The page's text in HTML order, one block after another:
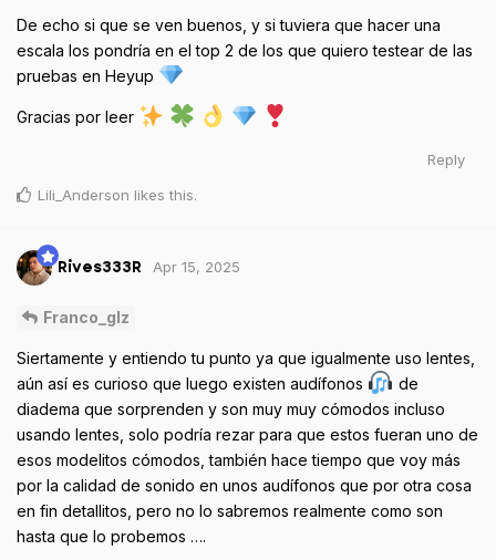
De echo si que se ven buenos, y si tuviera que hacer una
escala los pondría en el top 2 de los que quiero testear de las
pruebas en Heyup
Gracias por leer
Reply
Lili_Anderson likes this.
Rives333R Apr 15, 2025
Franco_glz
Siertamente y entiendo tu punto ya que igualmente uso lentes,
aún así es curioso que luego existen audífonos
de
diadema que sorprenden y son muy muy cómodos incluso
usando lentes, solo podría rezar para que estos fueran uno de
esos modelitos cómodos, también hace tiempo que voy más
por la calidad de sonido en unos audífonos que por otra cosa
en fin detallitos, pero no lo sabremos realmente como son
hasta que lo probemos ….